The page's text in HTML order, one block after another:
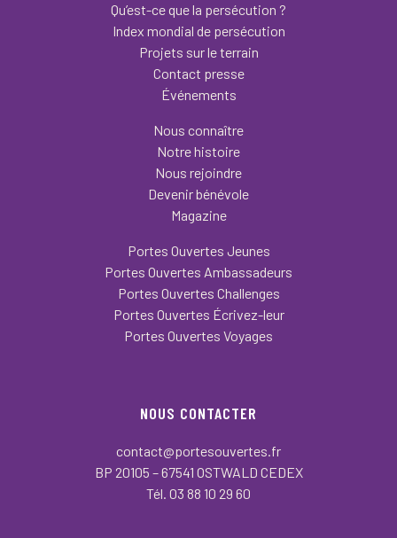
Qu’est-ce que la persécution ?
Index mondial de persécution
Projets sur le terrain
Contact presse
Événements
Nous connaître
Notre histoire
Nous rejoindre
Devenir bénévole
Magazine
Portes Ouvertes Jeunes
Portes Ouvertes Ambassadeurs
Portes Ouvertes Challenges
Portes Ouvertes Écrivez-leur
Portes Ouvertes Voyages
NOUS CONTACTER
contact@portesouvertes.fr
BP 20105 – 67541 OSTWALD CEDEX
Tél. 03 88 10 29 60